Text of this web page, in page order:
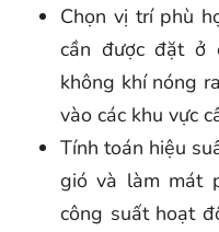
Chọn vị trí phù
cần được đặt ở
không khí nóng
vào các khu vực
Tính toán hiệu
gió và làm mát
công suất hoạt